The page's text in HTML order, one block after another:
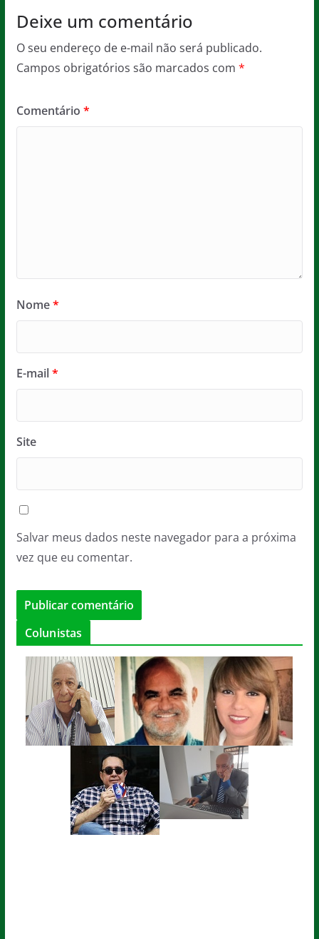
Deixe um comentário
O seu endereço de e-mail não será publicado.
Campos obrigatórios são marcados com *
Comentário *
Nome*
E-mail*
Site
Salvar meus dados neste navegador para a próxima
vez que eu comentar.
Colunistas